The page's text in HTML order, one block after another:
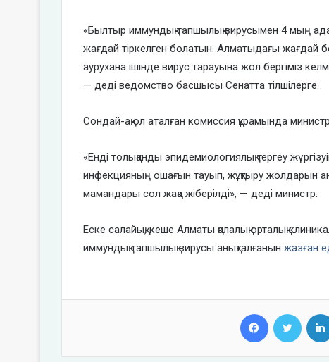
«Былтыр иммундық тапшылық вирусымен 4 мың
жағдай тіркелген болатын. Алматыдағы жағдай
аурухана ішінде вирус тарауына жол бергіміз
— деді ведомство басшысы Сенатта тілшілерге.
Сондай-ақ ол аталған комиссия құрамында
«Енді толыққанды эпидемиологиялық тергеу
инфекцияның ошағын тауып, жұқтыру жолдарын
мамандары сол жаққа жіберілді», — деді министр.
Еске салайық, кеше Алматы қалалық орталық
иммундық тапшылық вирусы анықталғанын жазған
Facebook Twitter